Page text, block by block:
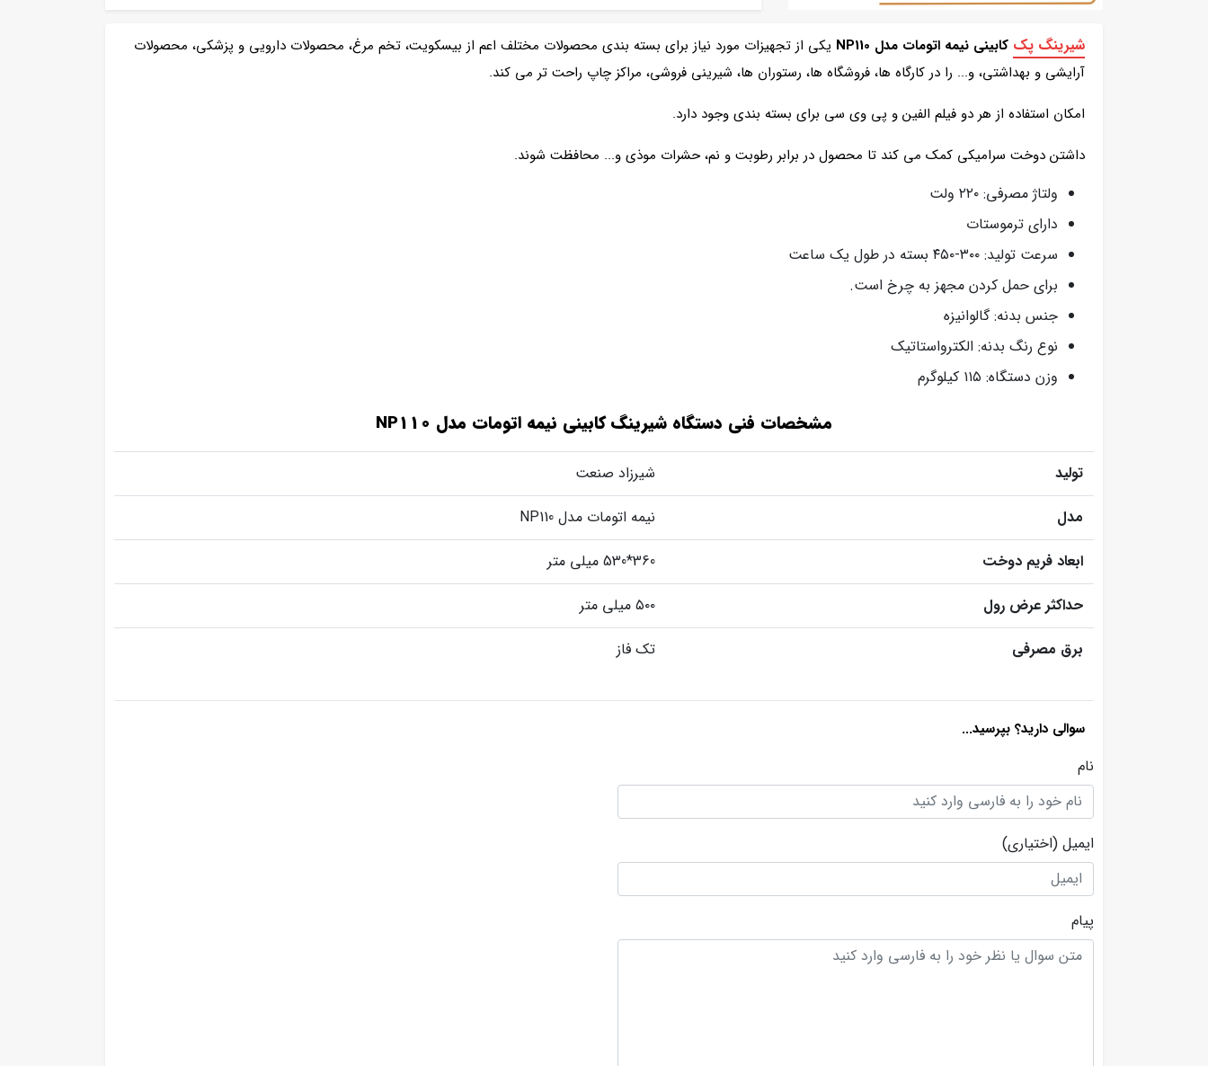
شیرینگ پک کابینی نیمه اتومات مدل NP110
یکی از تجهیزات مورد نیاز برای بسته بندی محصولات مختلف اعم از بیسکویت، تخم مرغ، محصولات دارویی و پزشکی، محصولات
آرایشی و بهداشتی، و... را در کارگاه ها، فروشگاه ها، رستوران ها، شیرینی فروشی، مراکز چاپ راحت تر می کند.
امکان استفاده از هر دو فیلم الفین و پی وی سی برای بسته بندی وجود دارد.
داشتن دوخت سرامیکی کمک می کند تا محصول در برابر رطوبت و نم، حشرات موذی و... محافظت شوند.
ولتاژ مصرفی: ۲۲۰ ولت
دارای ترموستات
سرعت تولید: ۳۰۰-۴۵۰ بسته در طول یک ساعت
برای حمل کردن مجهز به چرخ است.
جنس بدنه: گالوانیزه
نوع رنگ بدنه: الکترواستاتیک
وزن دستگاه: ۱۱۵ کیلوگرم
مشخصات فنی دستگاه شیرینگ کابینی نیمه اتومات مدل NP110
تولید
شیرزاد صنعت
مدل
نیمه اتومات مدل NP110
ابعاد فریم دوخت
360*530 میلی متر
حداکثر عرض رول
۵۰۰ میلی متر
برق مصرفی
تک فاز
سوالی دارید؟ بپرسید...
نام
ایمیل (اختیاری)
پیام